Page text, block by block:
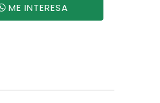
ME INTERESA